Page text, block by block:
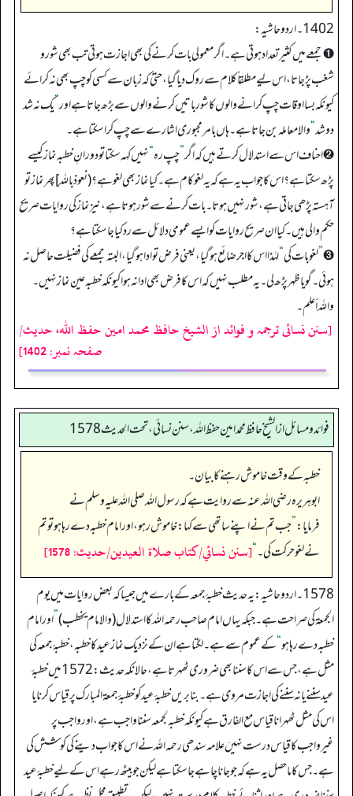
1402۔ اردو حاشیہ:
➊ جمعے میں کثیر تعداد ہوتی ہے۔ اگر معمولی بات کرنے کی بھی اجازت ہوتی تب بھی شور و
شغب پڑ جاتا، اس لیے مطلقاً کلام سے روک دیا گیا، حتیٰ کہ زبان سے کسی کو چپ بھی نہ کرائے
کیونکہ بسا اوقات چپ کرانے والوں کا شور باتیں کرنے والوں سے بڑھ جاتا ہے اور”یک نہ شد
دو شد“والا معاملہ بن جاتا ہے۔ ہاں بامر مجبوری اشارے سے چپ کرا سکتا ہے۔
➋ احناف اس سے استدلال کرتے ہیں کہ اگر”چپ رہ“نہیں کہہ سکتا تو دورانِ خطبہ نماز کیسے
پڑھ سکتا ہے؟ اس کا جواب یہ ہے کہ یہ لغو کام ہے۔ کیا نماز بھی لغو ہے؟ (نعوذ باللہ] پھر نماز تو
آہستہ پڑھی جاتی ہے، شور نہیں ہوتا۔ بات کرنے سے شور ہوتا ہے، نیز نماز کی روایات صریح
حکم والی ہیں۔ کیا ان صریح روایات کو ایسے عمومی دلائل سے رد کیا جا سکتا ہے؟
➌
”لغو بات کی“لہٰذا اس کا اجر ضائع ہو گیا، یعنی فرض تو ادا ہو گیا، البتہ جمعے کی فضیلت حاصل نہ
ہوئی۔ گویا ظہر پڑھ لی۔ یہ مطلب نہیں کہ اس کا فرض بھی ادا نہ ہوا کیونکہ خطبہ عین نماز نہیں۔
واللہ أعلم۔
[سنن نسائی ترجمہ و فوائد از الشیخ حافظ محمد امین حفظ اللہ، حدیث/
صفحہ نمبر: 1402]
فوائد ومسائل از الشيخ حافظ محمد امين حفظ الله، سنن نسائي، تحت الحديث 1578
خطبہ کے وقت خاموش رہنے کا بیان۔
ابوہریرہ رضی اللہ عنہ سے روایت ہے کہ رسول اللہ صلی اللہ علیہ وسلم نے
فرمایا:”جب تم نے اپنے ساتھی سے کہا: خاموش رہو، اور امام خطبہ دے رہا ہو تو تم
نے لغو حرکت کی۔‏‏‏‏“[سنن نسائي/كتاب صلاة العيدين/حدیث: 1578]
1578۔ اردو حاشیہ: یہ حدیث خطبۂ جمعہ کے بارے میں جیسا کہ بعض روایات میں یوم
الجمعۃ کی صراحت ہے۔ جبکہ یہاں امام صاحب رحمہ اللہ کا استدلال (والامام یخطب)”اور امام
خطبہ دے رہا ہو“کے عموم سے ہے۔ لگتا ہے ان کے نزدیک نماز عید کا خطبہ، خطبۂ جمعہ کی
مثل ہے، جس سے اس کا سننا بھی ضروری ٹھہرتا ہے، حالانکہ حدیث: 1572 میں خطبۂ
عید سننے یا نہ سننے کی اجازت مروی ہے۔ بنابریں خطبۂ عید کو خطبۂ جمعۃ المبارک پر قیاس کرنا یا
اس کی مثل ٹھہرانا قیاس مع الفارق ہے کیونکہ خطبہ لجمعہ سننا واجب ہے، اور واجب پر
غیرواجب کا قیاس درست نہیںَ علامہ سندھی رحمہ اللہ نے اس کا جواب دینے کی کوشش کی
ہے۔ جس کا ماحصل یہ ہے کہ جو جانا چاہے جا سکتا ہے لیکن جو بیٹھ رہے اس کے لیے خطبۂ عید